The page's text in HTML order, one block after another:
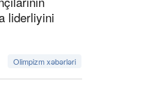
liderliyini
Olimpizm xəbərləri